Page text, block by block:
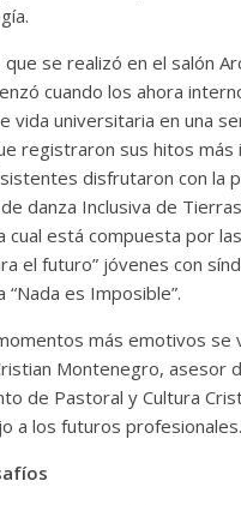
que se realizó en el salón
cuando los ahora
vida universitaria en una
registraron sus hitos más
disfrutaron con la
danza Inclusiva de
cual está compuesta por
el futuro” jóvenes con
“Nada es Imposible”.
más emotivos se
Montenegro, asesor
de Pastoral y Cultura
a los futuros profesionales.